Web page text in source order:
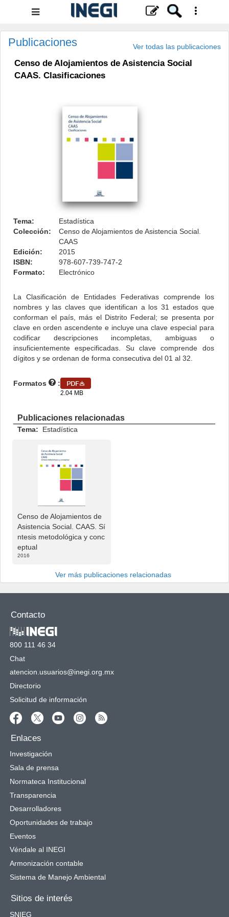
Menú
navegación
Publicaciones Ver todas las publicaciones
Censo de Alojamientos de Asistencia Social
CAAS. Clasificaciones
Tema:
Estadística
Colección:
Censo de Alojamientos de Asistencia Social.
CAAS
Edición:
2015
ISBN:
978-607-739-747-2
Formato:
Electrónico
La Clasificación de Entidades Federativas comprende los
nombres y las claves que identifican a los 31 estados que
conforman el país, más el Distrito Federal; se presenta por
clave en orden ascendente e incluye una clave especial para
codificar descripciones incompletas, ambiguas o
insuficientemente especificadas. Su clave comprende dos
dígitos y se ordenan de forma consecutiva del 01 al 32.
Formatos :
2.04 MB
Publicaciones relacionadas
Tema: Estadística
Censo de Alojamientos de
Asistencia Social. CAAS. Sí
ntesis metodológica y conc
eptual
2016
Ver más publicaciones relacionadas
Contacto
800 111 46 34
Chat
atencion.usuarios@inegi.org.mx
Directorio
Solicitud de información
Enlaces
Investigación
Sala de prensa
Normateca Institucional
Transparencia
Desarrolladores
Oportunidades de trabajo
Eventos
Véndale al INEGI
Armonización contable
Sistema de Manejo Ambiental
Sitios de interés
SNIEG